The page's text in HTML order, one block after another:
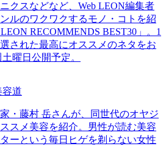
クスなどなど、Web LEON編集者
ルのワクワクするモノ・コトを紹
RECOMMENDS BEST30」。1
された最高にオススメのネタをお
曜日公開予定。
容道
・藤村 岳さんが、同世代のオヤジ
スメ美容を紹介。男性が読む美容
ーという毎日ヒゲを剃らない女性